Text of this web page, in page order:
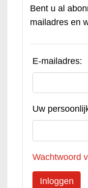
Bent u al
mailadres en
E-mailadres:
Uw
Wachtwoord